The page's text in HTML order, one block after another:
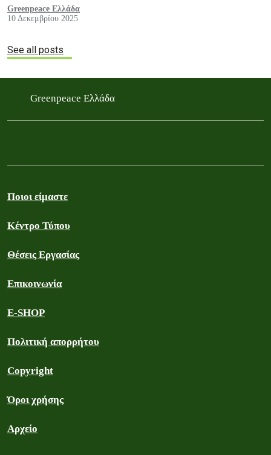
και να καθυστερήσουν τη νομοθετική δράση.
Greenpeace Ελλάδα
10 Δεκεμβρίου 2025
See all posts
Greenpeace Ελλάδα
Ποιοι είμαστε
Κέντρο Τύπου
Θέσεις Εργασίας
Επικοινωνία
E-SHOP
Πολιτική απορρήτου
Copyright
Όροι χρήσης
Αρχείο